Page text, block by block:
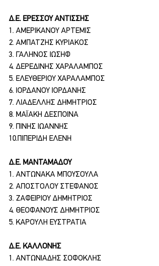
Δ.Ε. ΕΡΕΣΣΟΥ ΑΝΤΙΣΣΗΣ
1. ΑΜΕΡΙΚΑΝΟΥ ΑΡΤΕΜΙΣ
2. ΑΜΠΑΤΖΗΣ ΚΥΡΙΑΚΟΣ
3. ΓΑΛΗΝΟΣ ΙΩΣΗΦ
4. ΔΕΡΕΔΙΝΗΣ ΧΑΡΑΛΑΜΠΟΣ
5. ΕΛΕΥΘΕΡΙΟΥ ΧΑΡΑΛΑΜΠΟΣ
6. ΙΟΡΔΑΝΟΥ ΙΟΡΔΑΝΗΣ
7. ΛΙΑΔΕΛΛΗΣ ΔΗΜΗΤΡΙΟΣ
8. ΜΑΪΑΚΗ ΔΕΣΠΟΙΝΑ
9. ΠΙΝΗΣ ΙΩΑΝΝΗΣ
10.ΠΙΠΕΡΙΔΗ ΕΛΕΝΗ
Δ.Ε. ΜΑΝΤΑΜΑΔΟΥ
1. ΑΝΤΩΝΑΚΑ ΜΠΟΥΣΟΥΛΑ
2. ΑΠΟΣΤΟΛΟΥ ΣΤΕΦΑΝΟΣ
3. ΖΑΦΕΙΡΙΟΥ ΔΗΜΗΤΡΙΟΣ
4. ΘΕΟΦΑΝΟΥΣ ΔΗΜΗΤΡΙΟΣ
5. ΚΑΡΟΥΛΗ ΕΥΣΤΡΑΤΙΑ
Δ.Ε. ΚΑΛΛΟΝΗΣ
1. ΑΝΤΩΝΙΑΔΗΣ ΣΟΦΟΚΛΗΣ